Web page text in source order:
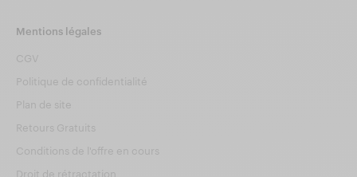
Mentions légales
CGV
Politique de confidentialité
Plan de site
Retours Gratuits
Conditions de l'offre en cours
Droit de rétractation